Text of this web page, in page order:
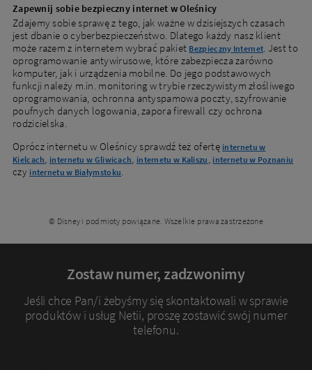
Zapewnij sobie bezpieczny internet w Oleśnicy
Zdajemy sobie sprawę z tego, jak ważne w dzisiejszych czasach
jest dbanie o cyberbezpieczeństwo. Dlatego każdy nasz klient
może razem z internetem wybrać pakiet Bezpieczny Internet . Jest to
oprogramowanie antywirusowe, które zabezpiecza zarówno
komputer, jak i urządzenia mobilne. Do jego podstawowych
funkcji należy m.in. monitoring w trybie rzeczywistym złośliwego
oprogramowania, ochronna antyspamowa poczty, szyfrowanie
poufnych danych logowania, zapora firewall czy ochrona
rodzicielska.
Oprócz internetu w Oleśnicy sprawdź też ofertę internetu w
Kielcach internetu w Gliwicach internetu w Kaliszu internetu w Poznaniu
czy internetu w Białymstoku
© Disney i podmioty powiązane. Wszelkie prawa zastrzeżone
Zostaw numer, zadzwonimy
Jeśli chce Pan/i żebyśmy się skontaktowali w sprawie
produktów i usług Netii, proszę zostawić swój numer
telefonu.
Dbamy o Twoją prywatność